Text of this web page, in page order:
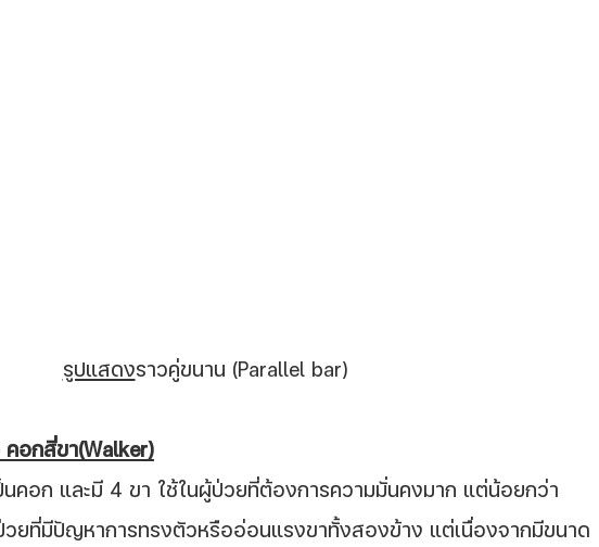
รูปแสดงราวคู่ขนาน (Parallel bar)
คอกสี่ขา(Walker)
คอก และมี 4 ขา ใช้ในผู้ป่วยที่ต้องการความมั่นคงมาก แต่น้อยกว่า
วยที่มีปัญหาการทรงตัวหรืออ่อนแรงขาทั้งสองข้าง แต่เนื่องจากมีขนาด